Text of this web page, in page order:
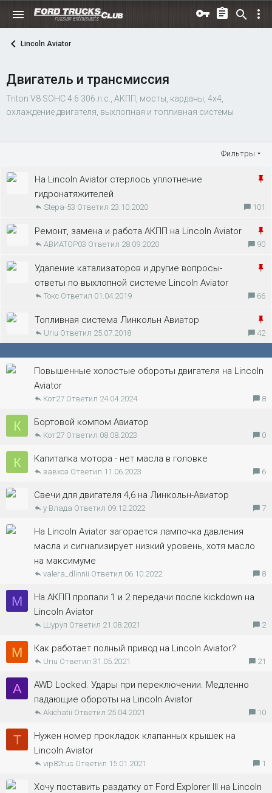
Lincoln Aviator
Двигатель и трансмиссия
Triton V8 SOHC 4.6 306 л.с., АКПП, мосты, карданы, 4х4,
охлаждение двигателя, выхлопная и топливная системы
Фильтры
н
На Lincoln Aviator стерлось уплотнение
гидронатяжителей
101
23.10.2020
Stepa-53
а
е
Ремонт, замена и работа АКПП на Lincoln Aviator
90
28.09.2020
АВИАТОР03
к
п
л
о
Удаление катализаторов и другие вопросы-
ответы по выхлопной системе Lincoln Aviator
66
01.04.2019
Токс
а
н
Топливная система Линкольн Авиатор
42
25.07.2018
Uriu
Повышенные холостые обороты двигателя на Lincoln
Aviator
8
24.04.2024
Кот27
К Бортовой компом Авиатор
0
08.08.2023
Кот27
К Капиталка мотора - нет масла в головке
6
11.06.2023
завхоз
Свечи для двигателя 4,6 на Линкольн-Авиатор
7
09.12.2022
у Влада
На Lincoln Aviator загорается лампочка давления
масла и сигнализирует низкий уровень, хотя масло
на максимуме
8
06.10.2022
valera_dlinnii
M
На АКПП пропали 1 и 2 передачи после kickdown на
Lincoln Aviator
2
21.08.2021
Шуруп
M Как работает полный привод на Lincoln Aviator?
21
31.05.2021
Uriu
A
AWD Locked. Удары при переключении. Медленно
падающие обороты на Lincoln Aviator
10
25.04.2021
Akichatii
T
Нужен номер прокладок клапанных крышек на
Lincoln Aviator
1
15.01.2021
vip82rus
Хочу поставить раздатку от Ford Explorer III на Lincoln